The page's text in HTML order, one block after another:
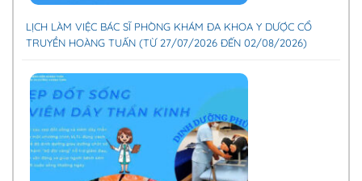
LỊCH LÀM VIỆC BÁC SĨ PHÒNG KHÁM ĐA KHOA Y DƯỢC CỔ
TRUYỀN HOÀNG TUẤN (TỪ 27/07/2026 ĐẾN 02/08/2026)